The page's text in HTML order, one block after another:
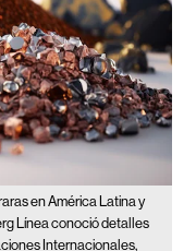
en América Latina y
Línea conoció detalles
Internacionales,